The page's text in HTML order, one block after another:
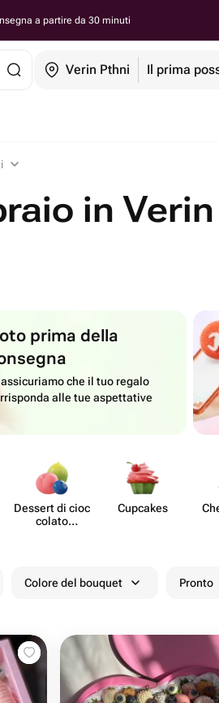
a partire da 30 minuti
Verin Pthni Il prima
in Verin
prima della
assicuriamo che il tuo regalo
alle tue aspettative
Dessert di cioc​
colato
Cupcakes
Colore del bouquet Pronto